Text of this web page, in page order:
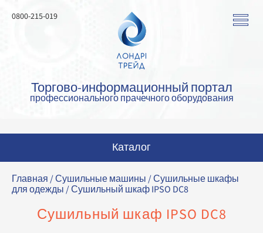
Торгово-информационный портал
профессионального прачечного оборудования
0800-215-019
Каталог
Стиральные машины
Сушильные машины
Гладильные машины
Главная/Сушильные машины/Сушильные шкафы
для одежды/ Сушильный шкаф IPSO DC8
Сушильный шкаф IPSO DC8